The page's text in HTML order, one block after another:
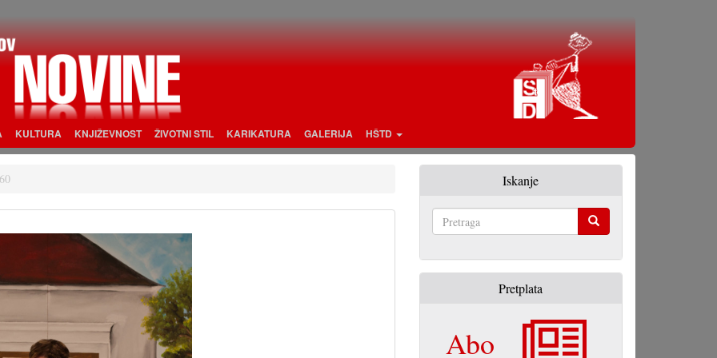
KULTURA KNJIŽEVNOST ŽIVOTNI STIL KARIKATURA GALERIJA HŠTD
Iskanje
Pretplata
Abo